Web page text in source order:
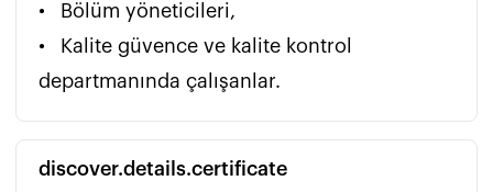
•	Bölüm yöneticileri,
•	Kalite güvence ve kalite kontrol
departmanında çalışanlar.
discover.details.certificate